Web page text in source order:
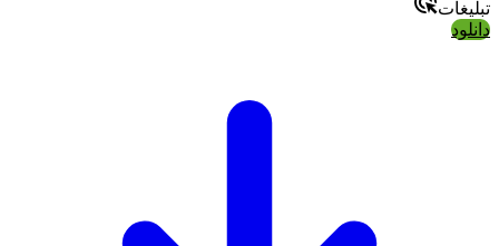
تبلیغات
دانلود